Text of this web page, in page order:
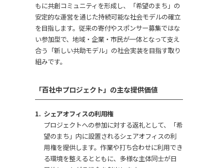
もに共創コミュニティを形成し、「希望のまち」の
安定的な運営を通じた持続可能な社会モデルの確立
を目指します。従来の寄付やスポンサー募集ではな
い参加型で、地域・企業・市民が一体となって支え
合う「新しい共助モデル」の社会実装を目指す取り
組みです。
「百社中プロジェクト」の主な提供価値
シェアオフィスの利用権
プロジェクトへの参加に対する返礼として、「希
望のまち」内に設置されるシェアオフィスの利
用権を提供します。作業や打ち合わせに利用でき
る環境を整えるとともに、多様な主体同士が日